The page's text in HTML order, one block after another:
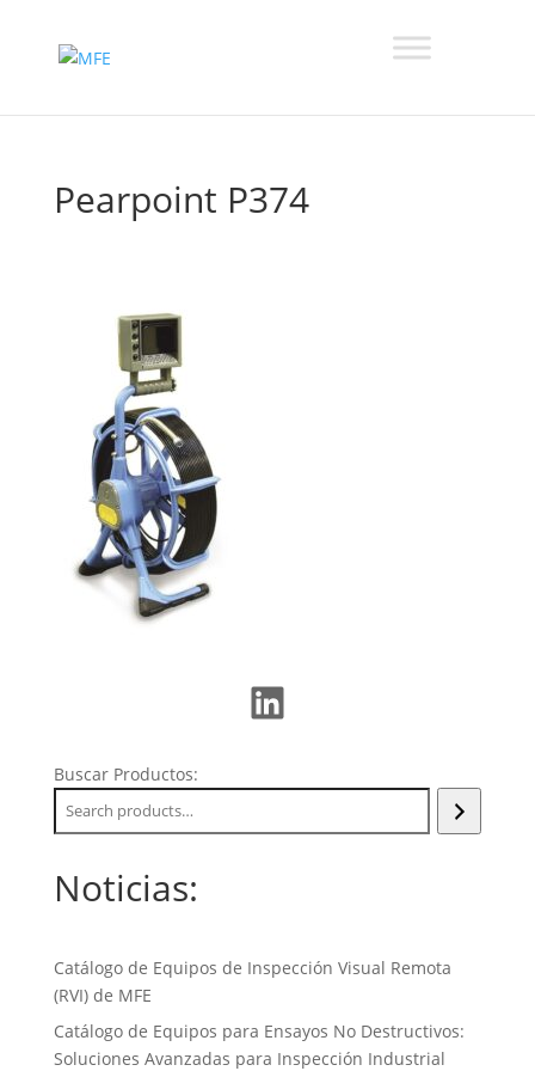
Pearpoint P374
LinkedIn
Buscar Productos:
Noticias:
Catálogo de Equipos de Inspección Visual Remota
(RVI) de MFE
Catálogo de Equipos para Ensayos No Destructivos:
Soluciones Avanzadas para Inspección Industrial